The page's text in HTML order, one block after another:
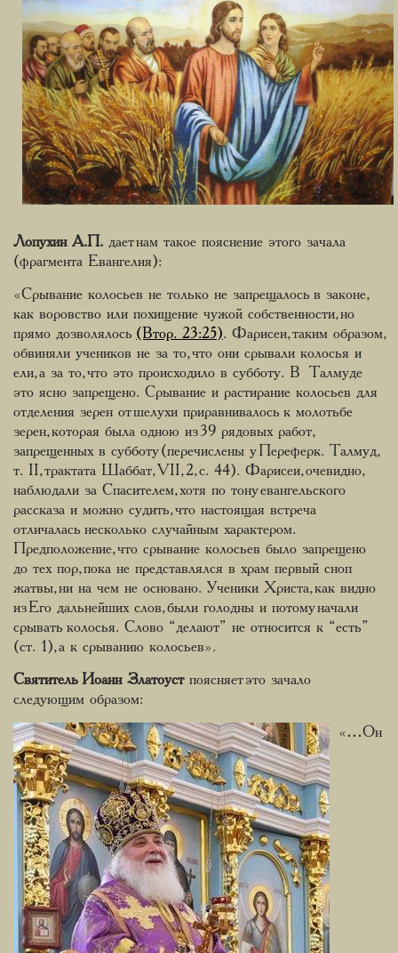
Лопухин А.П. дает нам такое пояснение этого зачала
(фрагмента Евангелия):
«Срывание колосьев не только не запрещалось в законе,
как воровство или похищение чужой собственности, но
прямо дозволялось (Втор. 23:25). Фарисеи, таким образом,
обвиняли учеников не за то, что они срывали колосья и
ели, а за то, что это происходило в субботу. В Талмуде
это ясно запрещено. Срывание и растирание колосьев для
отделения зерен от шелухи приравнивалось к молотьбе
зерен, которая была одною из 39 рядовых работ,
запрещенных в субботу (перечислены у Переферк. Талмуд,
т. II, трактата Шаббат, VII, 2, с. 44). Фарисеи, очевидно,
наблюдали за Спасителем, хотя по тону евангельского
рассказа и можно судить, что настоящая встреча
отличалась несколько случайным характером.
Предположение, что срывание колосьев было запрещено
до тех пор, пока не представлялся в храм первый сноп
жатвы, ни на чем не основано. Ученики Христа, как видно
из Его дальнейших слов, были голодны и потому начали
срывать колосья. Слово “делают” не относится к “есть”
(ст. 1), а к срыванию колосьев».
Святитель Иоанн Златоустпоясняет это зачало
следующим образом:
«…Он